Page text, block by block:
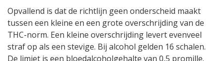
Opvallend is dat de richtlijn geen onderscheid maakt
tussen een kleine en een grote overschrijding van de
THC-norm. Een kleine overschrijding levert evenveel
straf op als een stevige. Bij alcohol gelden 16 schalen.
De limiet is een bloedalcoholgehalte van 0,5 promille.